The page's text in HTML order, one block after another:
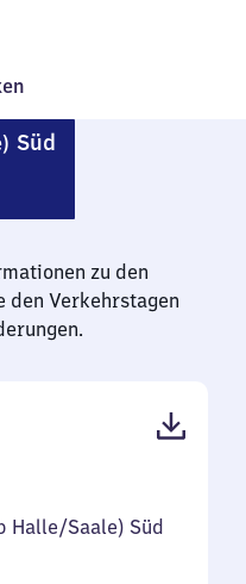
Süd
zu den
den Verkehrstagen
Halle/​Saale) Süd